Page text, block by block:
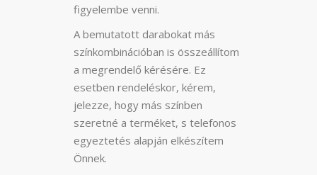
figyelembe venni.
A bemutatott darabokat más
színkombinációban is összeállítom
a megrendelő kérésére. Ez
esetben rendeléskor, kérem,
jelezze, hogy más színben
szeretné a terméket, s telefonos
egyeztetés alapján elkészítem
Önnek.